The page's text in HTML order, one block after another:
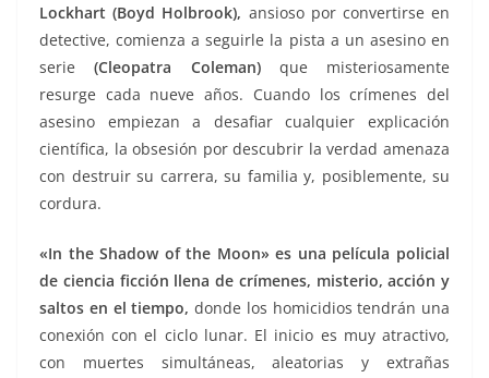
Lockhart (Boyd Holbrook), ansioso por convertirse en
detective, comienza a seguirle la pista a un asesino en
serie(Cleopatra Coleman)que misteriosamente
resurge cada nueve años. Cuando los crímenes del
asesino empiezan a desafiar cualquier explicación
científica, la obsesión por descubrir la verdad amenaza
con destruir su carrera, su familia y, posiblemente, su
cordura.
«In the Shadow of the Moon» es una película policial
de ciencia ficción llena de crímenes, misterio, acción y
saltos en el tiempo, donde los homicidios tendrán una
conexión con el ciclo lunar. El inicio es muy atractivo,
con muertes simultáneas, aleatorias y extrañas